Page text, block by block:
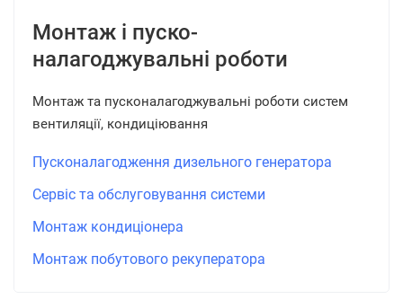
Монтаж і пуско-
налагоджувальні роботи
Монтаж та пусконалагоджувальні роботи систем
вентиляції, кондиціювання
Пусконалагодження дизельного генератора
Сервіс та обслуговування системи
Монтаж кондиціонера
Монтаж побутового рекуператора